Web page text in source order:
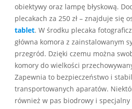
obiektywy oraz lampę błyskową.
plecakach za 250 zł – znajduje się
tablet. W środku plecaka
główna komora z zainstalowanym
przegród. Dzięki czemu można
komory do wielkości
Zapewnia to bezpieczeństwo i
transportowanych aparatów.
również w pas biodrowy i